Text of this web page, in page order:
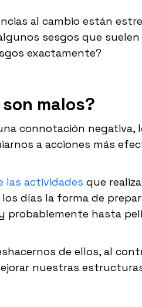
al cambio están
sesgos que
exactamente?
malos?
connotación negativa,
a acciones más
las actividades que
días la forma de
probablemente hasta
de ellos, al
nuestras